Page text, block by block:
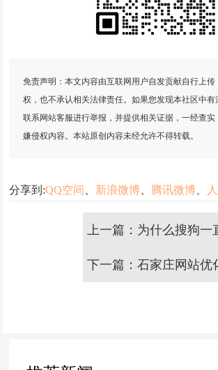
免责声明：本文内容由互联网用户自发贡献自行上
权，也不承认相关法律责任。如果您发现本社区中
联系网站客服进行举报，并提供相关证据，一经查
嫌侵权内容。本站原创内容未经允许不得转载。
分享到:QQ空间 新浪微博 腾讯微博
上一篇：为什么搜狗一
不收录我的网站?
下一篇：石家庄网站优